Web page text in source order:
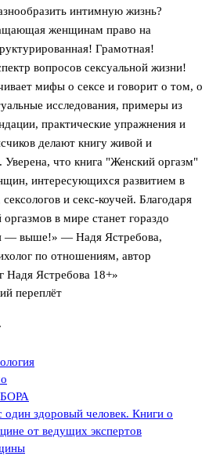
интимную жизнь?
женщинам право на
Грамотная!
вопросов сексуальной жизни!
мифы о сексе и говорит о том, о
исследования, примеры из
практические упражнения и
делают книгу живой и
что книга "Женский оргазм"
интересующихся развитием в
и секс-коучей. Благодаря
в мире станет гораздо
— выше!» — Надя Ястребова,
по отношениям, автор
Надя Ястребова 18+»
переплёт
здоровый человек. Книги о
от ведущих экспертов